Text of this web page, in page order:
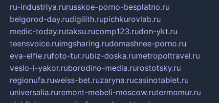
ru-industriya.rurusskoe-porno-besplatno.ru
belgorod-day.rudigilith.rupichkurovlab.ru
medic-today.rutaksu.rucomp123.rudon-ykt.ru
teensvoice.ruimgsharing.rudomashnee-porno.ru
eva-elfie.rufoto-tur.rubiz-doska.rumetropoltravel.ru
veslo-i-yakor.ruborodino-media.rurostotsky.ru
regionufa.ruweiss-bet.ruzaryna.rucasinotablet.ru
universalia.ruremont-mebeli-moscow.rutermomur.ru